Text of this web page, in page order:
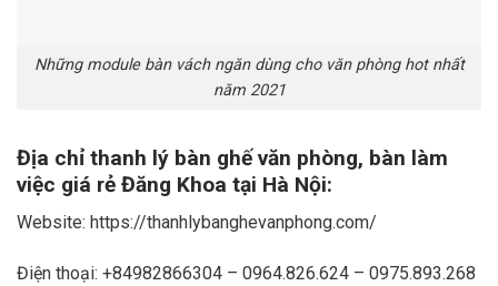
Những module bàn vách ngăn dùng cho văn phòng hot nhất
năm 2021
Địa chỉ thanh lý bàn ghế văn phòng, bàn làm
việc giá rẻ Đăng Khoa tại Hà Nội:
Website: https://thanhlybanghevanphong.com/
Điện thoại: +84982866304 – 0964.826.624 – 0975.893.268